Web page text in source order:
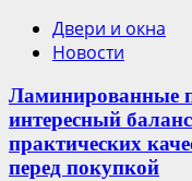
Двери и окна
Новости
Ламинированные
интересный
практических
перед покупкой